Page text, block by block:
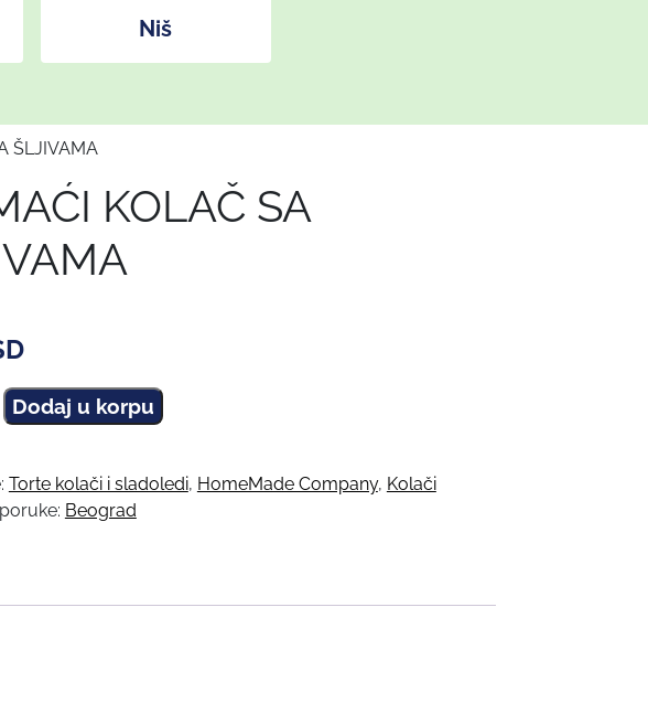
Niš
ŠLJIVAMA
KOLAČ SA
Dodaj u korpu
Torte kolači i sladoledi, HomeMade Company, Kolači
Beograd